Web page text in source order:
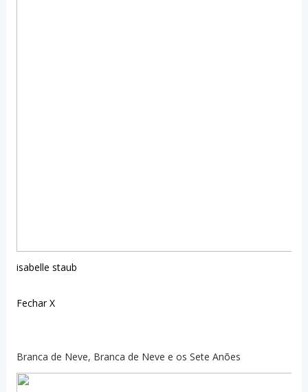
isabelle staub
Fechar X
Branca de Neve, Branca de Neve e os Sete Anões